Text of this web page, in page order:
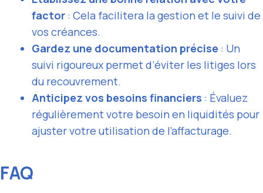
factor : Cela facilitera la gestion et le suivi de
vos créances.
Gardez une documentation précise : Un
suivi rigoureux permet d’éviter les litiges lors
du recouvrement.
Anticipez vos besoins financiers : Évaluez
régulièrement votre besoin en liquidités pour
ajuster votre utilisation de l’affacturage.
FAQ